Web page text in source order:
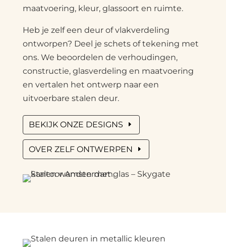
maatvoering, kleur, glassoort en ruimte.
Heb je zelf een deur of vlakverdeling
ontworpen? Deel je schets of tekening met
ons. We beoordelen de verhoudingen,
constructie, glasverdeling en maatvoering
en vertalen het ontwerp naar een
uitvoerbare stalen deur.
BEKIJK ONZE DESIGNS
OVER ZELF ONTWERPEN